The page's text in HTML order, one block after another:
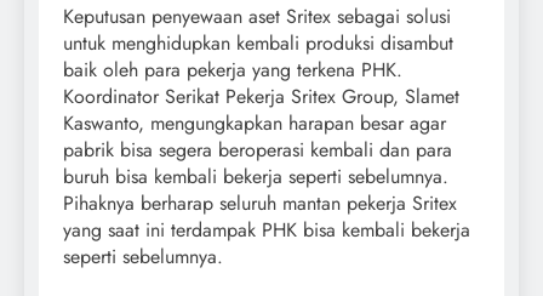
Keputusan penyewaan aset Sritex sebagai solusi
untuk menghidupkan kembali produksi disambut
baik oleh para pekerja yang terkena PHK.
Koordinator Serikat Pekerja Sritex Group, Slamet
Kaswanto, mengungkapkan harapan besar agar
pabrik bisa segera beroperasi kembali dan para
buruh bisa kembali bekerja seperti sebelumnya.
Pihaknya berharap seluruh mantan pekerja Sritex
yang saat ini terdampak PHK bisa kembali bekerja
seperti sebelumnya.